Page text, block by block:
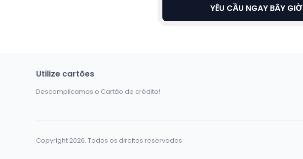
YÊU CẦU NGAY BÂY GIỜ
Utilize cartões
Descomplicamos o Cartão de crédito!
Copyright 2026. Todos os direitos reservados